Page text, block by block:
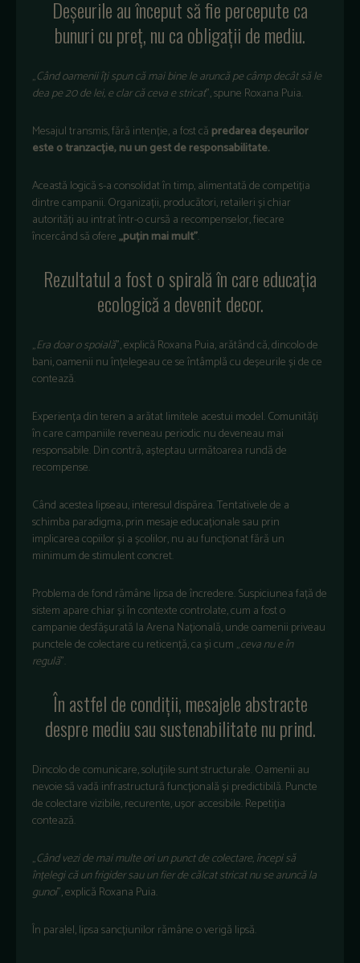
Deșeurile au început să fie percepute ca
bunuri cu preț, nu ca obligații de mediu.
„Când oamenii îți spun că mai bine le aruncă pe câmp decât să le
dea pe 20 de lei, e clar că ceva e stricat”, spune Roxana Puia.
Mesajul transmis, fără intenție, a fost că predarea deșeurilor
este o tranzacție, nu un gest de responsabilitate.
Această logică s-a consolidat în timp, alimentată de competiția
dintre campanii. Organizații, producători, retaileri și chiar
autorități au intrat într-o cursă a recompenselor, fiecare
încercând să ofere„puțin mai mult”.
Rezultatul a fost o spirală în care educația
ecologică a devenit decor.
„Era doar o spoială”, explică Roxana Puia, arătând că, dincolo de
bani, oamenii nu înțelegeau ce se întâmplă cu deșeurile și de ce
contează.
Experiența din teren a arătat limitele acestui model. Comunități
în care campaniile reveneau periodic nu deveneau mai
responsabile. Din contră, așteptau următoarea rundă de
recompense.
Când acestea lipseau, interesul dispărea. Tentativele de a
schimba paradigma, prin mesaje educaționale sau prin
implicarea copiilor și a școlilor, nu au funcționat fără un
minimum de stimulent concret.
Problema de fond rămâne lipsa de încredere. Suspiciunea față de
sistem apare chiar și în contexte controlate, cum a fost o
campanie desfășurată la Arena Națională, unde oamenii priveau
punctele de colectare cu reticență, ca și cum „ceva nu e în
regulă”.
În astfel de condiții, mesajele abstracte
despre mediu sau sustenabilitate nu prind.
Dincolo de comunicare, soluțiile sunt structurale. Oamenii au
nevoie să vadă infrastructură funcțională și predictibilă. Puncte
de colectare vizibile, recurente, ușor accesibile. Repetiția
contează.
„Când vezi de mai multe ori un punct de colectare, începi să
înțelegi că un frigider sau un fier de călcat stricat nu se aruncă la
gunoi”, explică Roxana Puia.
În paralel, lipsa sancțiunilor rămâne o verigă lipsă.